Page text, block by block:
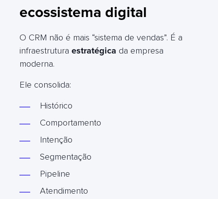
ecossistema digital
O CRM não é mais “sistema de vendas”. É a
infraestrutura estratégica da empresa
moderna.
Ele consolida:
Histórico
Comportamento
Intenção
Segmentação
Pipeline
Atendimento